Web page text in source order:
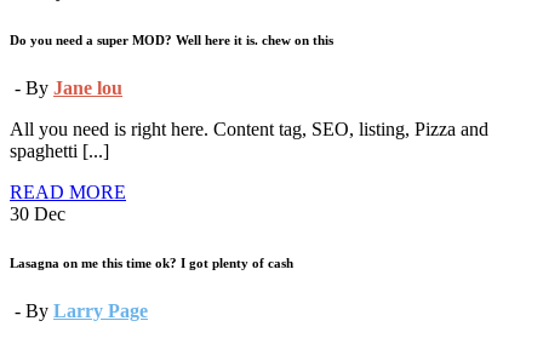
Do you need a super MOD? Well here it is. chew on this
- By Jane lou
All you need is right here. Content tag, SEO, listing, Pizza and
spaghetti [...]
READ MORE
30 Dec
Lasagna on me this time ok? I got plenty of cash
- By Larry Page